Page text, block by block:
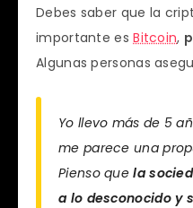
Debes saber que la
importante esBitcoin,
Algunas personas
Yo llevo más de 5
me parece una
Pienso quela
a lo desconocido y